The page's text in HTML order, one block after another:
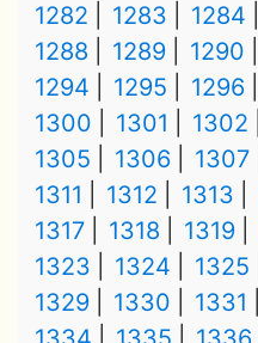
1282
1283 1284
1288
1289 1290
1294
1295 1296
1300
1301 1302
1305
1306 1307
1311
1312 1313
1317
1318 1319
1323
1324 1325
1329
1330 1331